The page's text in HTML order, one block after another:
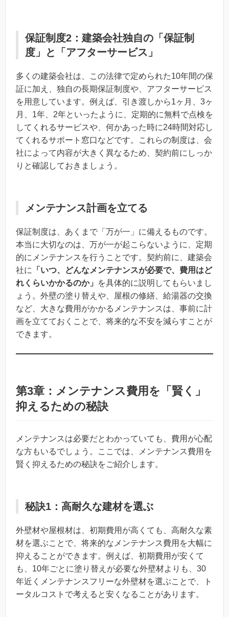
保証制度2：建築会社独自の「保証制
度」と「アフターサービス」
多くの建築会社は、この法律で定められた10年間の保
証に加え、独自の長期保証制度や、アフターサービス
を用意しています。例えば、引き渡しから1ヶ月、3ヶ
月、1年、2年といったように、定期的に無料で点検を
してくれるサービスや、何かあった時に24時間対応し
てくれるサポート窓口などです。これらの制度は、会
社によって内容が大きく異なるため、契約前にしっか
りと確認しておきましょう。
メンテナンス計画を立てる
保証制度は、あくまで「万が一」に備えるものです。
本当に大切なのは、万が一が起こらないように、定期
的にメンテナンスを行うことです。契約前に、建築会
社に
「いつ、どんなメンテナンスが必要で、費用はど
れくらいかかるのか」
を具体的に説明してもらいまし
ょう。外壁の塗り替えや、屋根の修繕、給湯器の交換
など、大きな費用がかかるメンテナンスは、事前に計
画を立てておくことで、将来的な不安を減らすことが
できます。
第3章：メンテナンス費用を「賢く」
抑えるための秘訣
メンテナンスは必要だとわかっていても、費用が心配
な方もいるでしょう。ここでは、メンテナンス費用を
賢く抑えるための秘訣をご紹介します。
秘訣1：高耐久な建材を選ぶ
外壁材や屋根材は、初期費用が高くても、高耐久な素
材を選ぶことで、将来的なメンテナンス費用を大幅に
抑えることができます。例えば、初期費用が安くて
も、10年ごとに塗り替えが必要な外壁材よりも、30
年近くメンテナンスフリーな外壁材を選ぶことで、ト
ータルコストで考えると安くなることがあります。